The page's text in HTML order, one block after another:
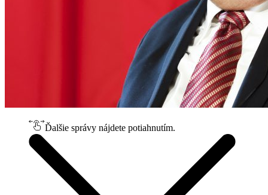
Ďalšie správy nájdete potiahnutím.